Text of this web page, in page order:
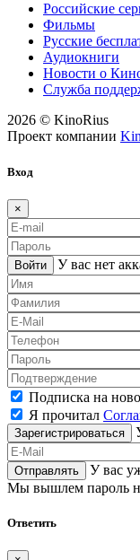
Российские
Фильмы
Русские
Аудиокниги
Новости о
Служба
2026 © KinoRius
Проект компании
Вход
×
Войти У вас нет
Подписка на
Я прочитал
Зарегистрироваться
Отправлять У вас
Мы вышлем пароль
Ответить